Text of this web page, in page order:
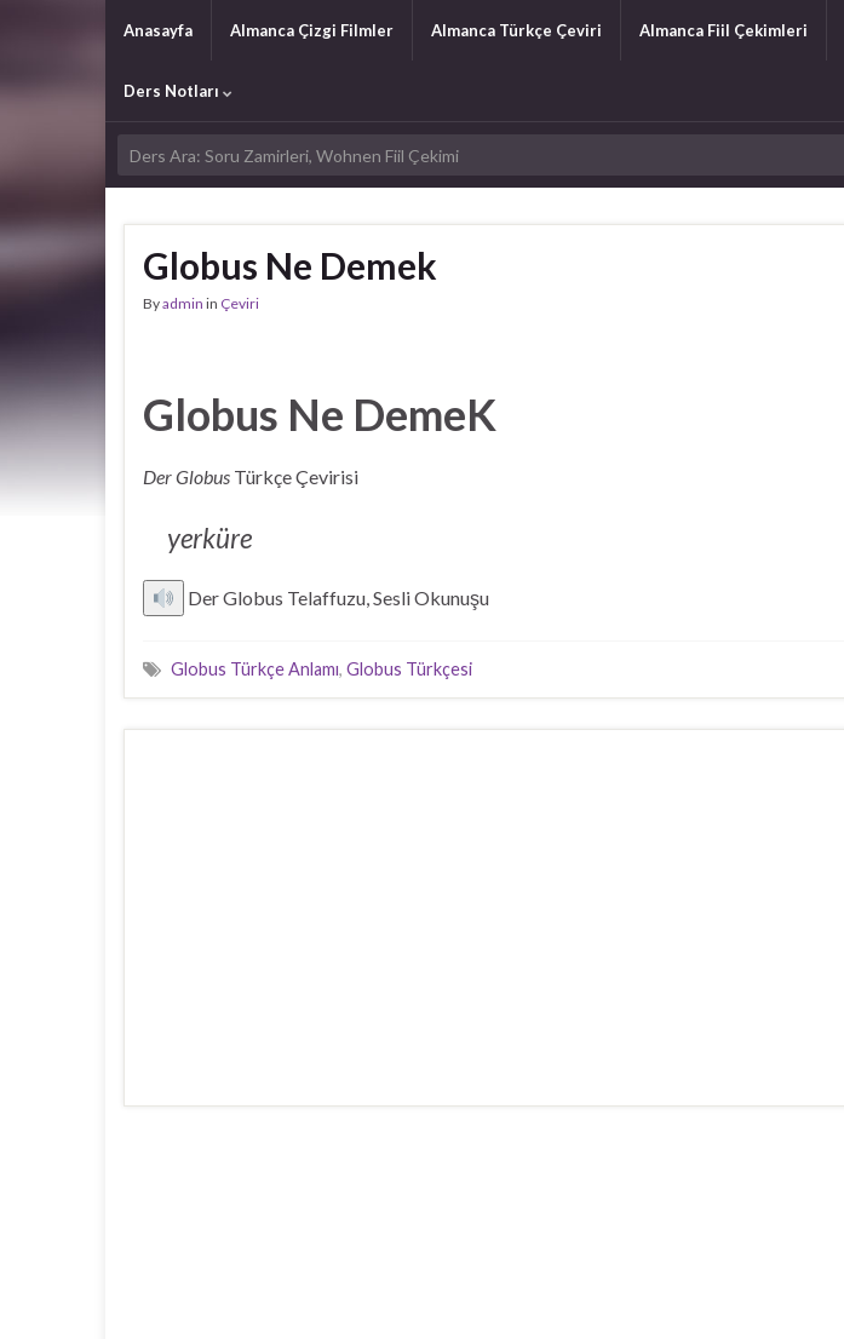
Anasayfa Almanca Çizgi Filmler Almanca Türkçe Çeviri Almanca Fiil Çekimleri
Ders Notları
Globus Ne Demek
Byadmin in Çeviri
Globus Ne DemeK
Der Globus Türkçe Çevirisi
yerküre
Der Globus Telaffuzu, Sesli Okunuşu
Globus Türkçe Anlamı, Globus Türkçesi